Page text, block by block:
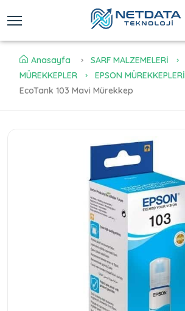
Anasayfa SARF MALZEMELERİ
MÜREKKEPLER
EPSON MÜREKKEPLERİ
EcoTank 103 Mavi Mürekkep